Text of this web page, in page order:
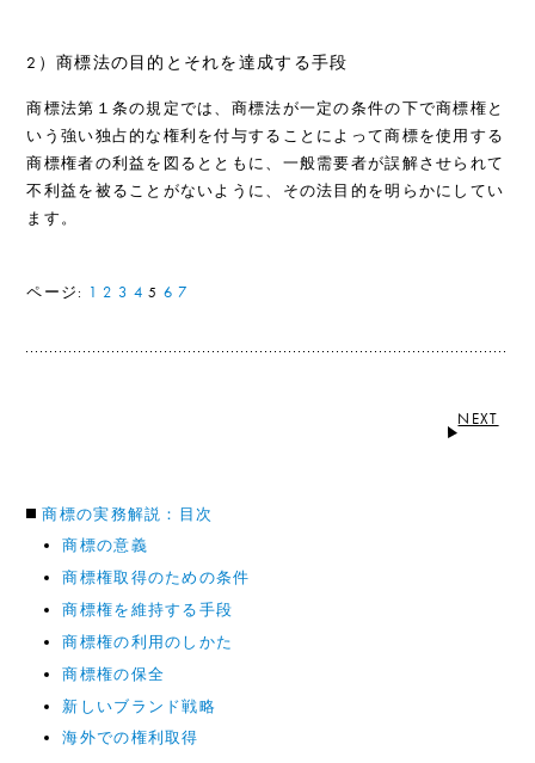
2）商標法の目的とそれを達成する手段
商標法第１条の規定では、商標法が一定の条件の下で商標権と
いう強い独占的な権利を付与することによって商標を使用する
商標権者の利益を図るとともに、一般需要者が誤解させられて
不利益を被ることがないように、その法目的を明らかにしてい
ます。
ページ: 1 2 3 4 5 6 7
NEXT
商標の実務解説：目次
商標の意義
商標権取得のための条件
商標権を維持する手段
商標権の利用のしかた
商標権の保全
新しいブランド戦略
海外での権利取得